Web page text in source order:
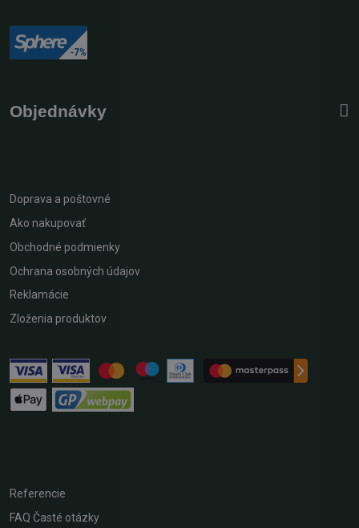
Objednávky
Doprava a poštovné
Ako nakupovať
Obchodné podmienky
Ochrana osobných údajov
Reklamácie
Zloženia produktov
Referencie
FAQ Časté otázky